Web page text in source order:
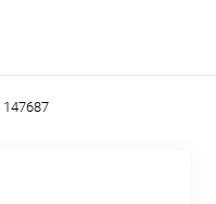
147687